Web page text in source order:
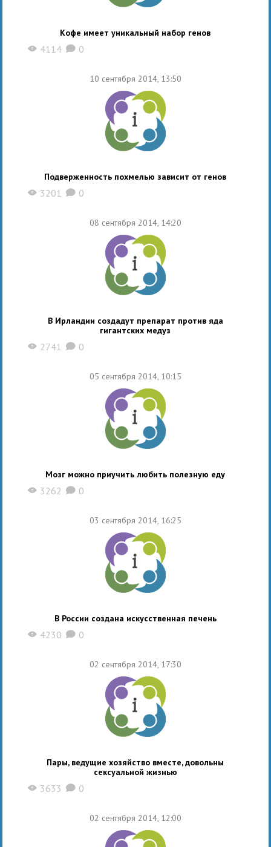
Кофе имеет уникальный набор генов
X 4114 K 0
10 сентября 2014, 13:50
Подверженность похмелью зависит от генов
X 3201 K 0
08 сентября 2014, 14:20
В Ирландии создадут препарат против яда
гигантских медуз
X 2741 K 0
05 сентября 2014, 10:15
Мозг можно приучить любить полезную еду
X 3262 K 0
03 сентября 2014, 16:25
В России создана искусственная печень
X 4230 K 0
02 сентября 2014, 17:30
Пары, ведущие хозяйство вместе, довольны
сексуальной жизнью
X 3633 K 0
02 сентября 2014, 12:00